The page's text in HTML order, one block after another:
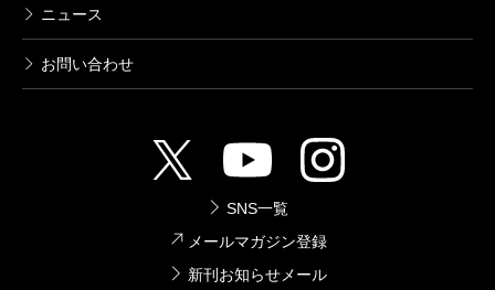
ニュース
お問い合わせ
SNS一覧
メールマガジン登録
新刊お知らせメール